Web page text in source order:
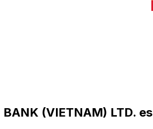
(VIETNAM) LTD. es